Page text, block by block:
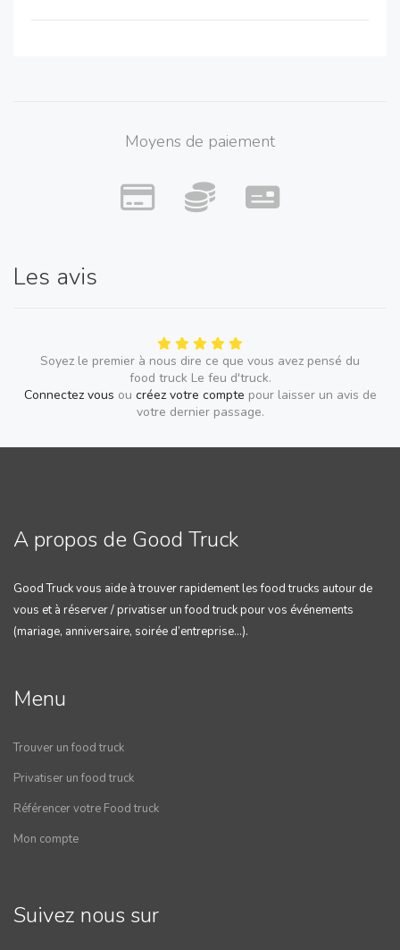
Moyens de paiement
Les avis
Soyez le premier à nous dire ce que vous avez pensé du
food truck Le feu d'truck.
Connectez vous ou créez votre compte pour laisser un avis de
votre dernier passage.
A propos de Good Truck
Good Truck vous aide à trouver rapidement les food trucks autour de
vous et à réserver / privatiser un food truck pour vos événements
(mariage, anniversaire, soirée d’entreprise…).
Menu
Trouver un food truck
Privatiser un food truck
Référencer votre Food truck
Mon compte
Suivez nous sur